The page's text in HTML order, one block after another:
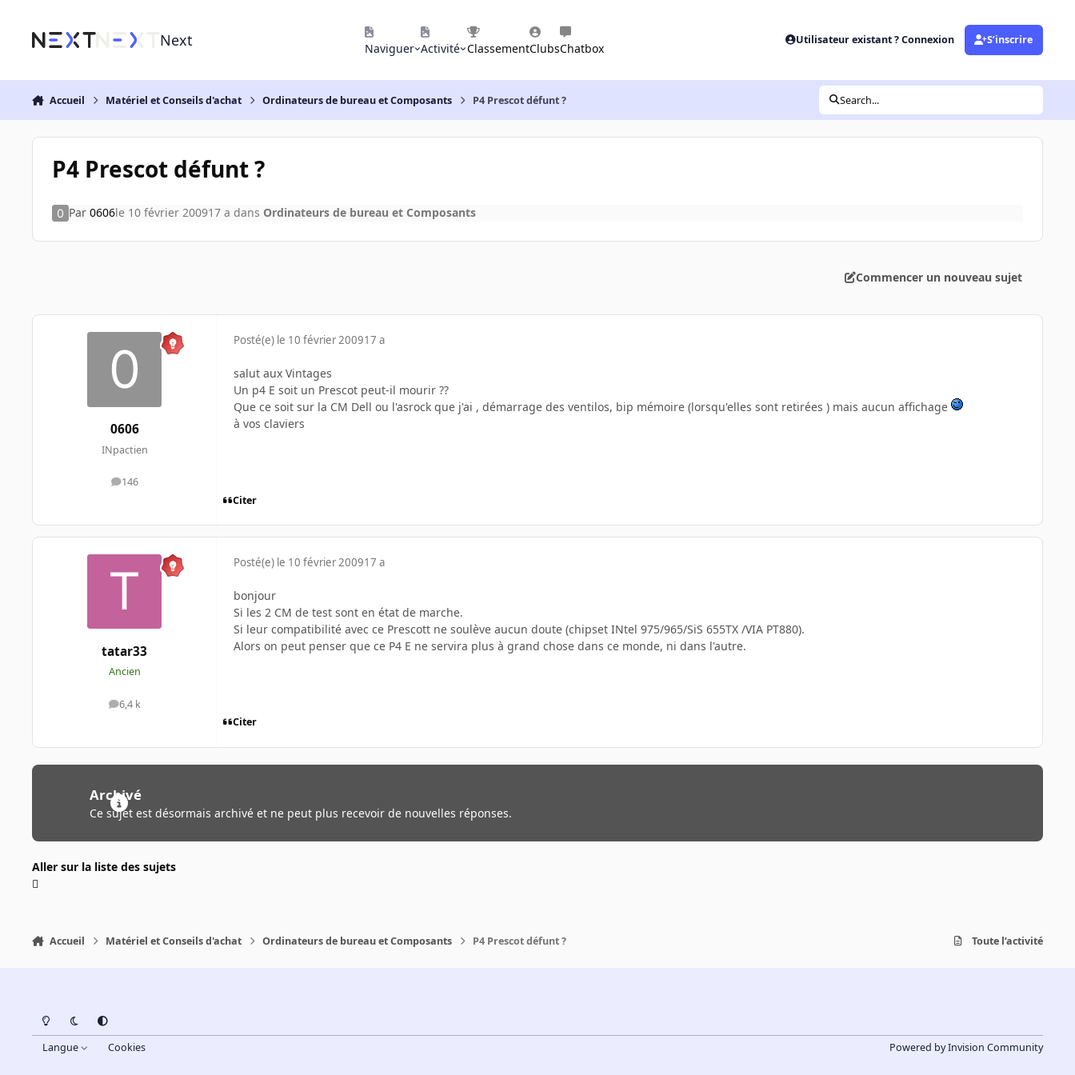
Next Naviguer Activité ClassementClubsChatbox
Utilisateur existant ? Connexion S’inscrire
Accueil Matériel et Conseils d'achat Ordinateurs de bureau et Composants P4 Prescot défunt ? Search...
P4 Prescot défunt ?
Par 0606le 10 février 200917 a dans Ordinateurs de bureau et Composants
Commencer un nouveau sujet
0606
INpactien
146
messages
Posté(e) le 10 février 200917 a
salut aux Vintages
Un p4 E soit un Prescot peut-il mourir ??
Que ce soit sur la CM Dell ou l'asrock que j'ai , démarrage des ventilos, bip mémoire (lorsqu'elles sont retirées ) mais aucun affichage
à vos claviers
Citer
tatar33
Ancien
6,4 k
messages
Posté(e) le 10 février 200917 a
bonjour
Si les 2 CM de test sont en état de marche.
Si leur compatibilité avec ce Prescott ne soulève aucun doute (chipset INtel 975/965/SiS 655TX /VIA PT880).
Alors on peut penser que ce P4 E ne servira plus à grand chose dans ce monde, ni dans l'autre.
Citer
Archivé
Ce sujet est désormais archivé et ne peut plus recevoir de nouvelles réponses.
Aller sur la liste des sujets
Accueil Matériel et Conseils d'achat Ordinateurs de bureau et Composants P4 Prescot défunt ? Toute l’activité
Light ModeDark ModeSystem Preference
Langue Cookies Powered byInvision Community